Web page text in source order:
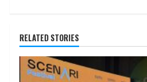
RELATED STORIES